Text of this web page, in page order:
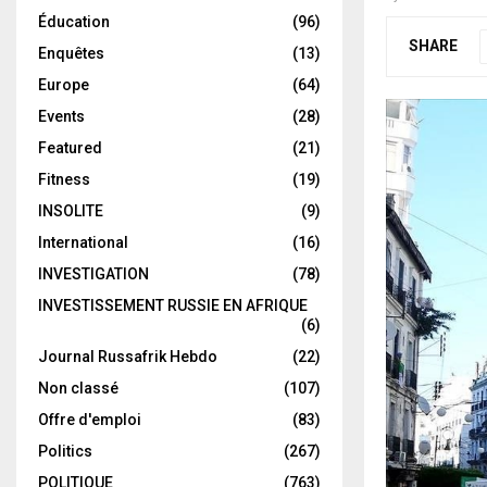
SHARE
Éducation
(96)
Enquêtes
(13)
Europe
(64)
Events
(28)
Featured
(21)
Fitness
(19)
INSOLITE
(9)
International
(16)
INVESTIGATION
(78)
INVESTISSEMENT RUSSIE EN AFRIQUE
(6)
Journal Russafrik Hebdo
(22)
Non classé
(107)
Offre d'emploi
(83)
Politics
(267)
POLITIQUE
(763)